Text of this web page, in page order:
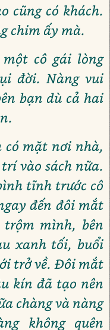
cũng có khách.
chim ấy mà.
cô gái lòng
đời. Nàng vui
bạn dù cả hai
có mặt nơi nhà,
vào sách nữa.
tĩnh trước cô
đến đôi mắt
mình, bên
xanh tối, buổi
trở về. Đôi mắt
kín đã tạo nên
chàng và nàng
không quên